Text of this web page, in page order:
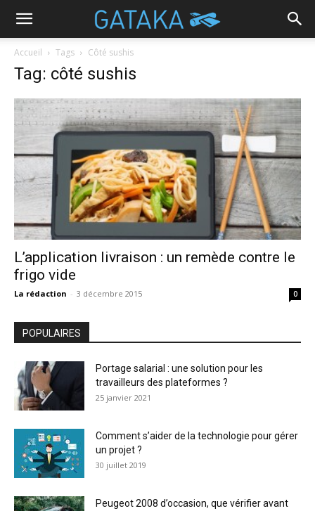
Accueil Tags Côté sushis
Tag: côté sushis
L’application livraison : un remède contre le
frigo vide
La rédaction - 3 décembre 2015 0
POPULAIRES
Portage salarial : une solution pour les
travailleurs des plateformes ?
25 janvier 2021
Comment s’aider de la technologie pour gérer
un projet ?
30 juillet 2019
Peugeot 2008 d’occasion, que vérifier avant